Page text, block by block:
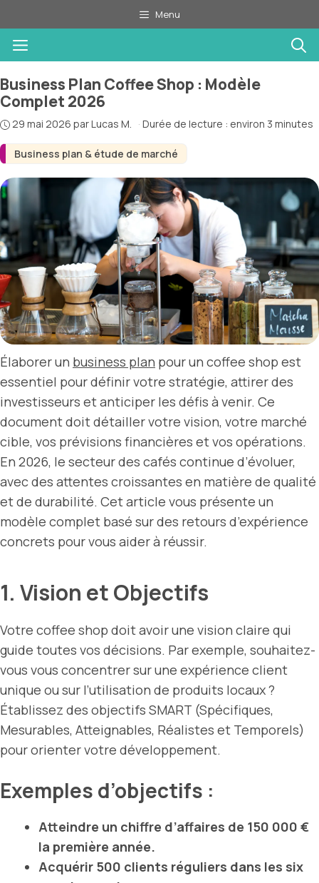
au
contenu
Menu
Menu
Business plan & étude de marché
Business Plan Coffee Shop : Modèle
Complet 2026
29 mai 2026 parLucas M. · Durée de lecture : environ 3 minutes
Élaborer un business plan pour un coffee shop est
essentiel pour définir votre stratégie, attirer des
investisseurs et anticiper les défis à venir. Ce
document doit détailler votre vision, votre marché
cible, vos prévisions financières et vos opérations.
En 2026, le secteur des cafés continue d’évoluer,
avec des attentes croissantes en matière de qualité
et de durabilité. Cet article vous présente un
modèle complet basé sur des retours d’expérience
concrets pour vous aider à réussir.
1. Vision et Objectifs
Votre coffee shop doit avoir une vision claire qui
guide toutes vos décisions. Par exemple, souhaitez-
vous vous concentrer sur une expérience client
unique ou sur l’utilisation de produits locaux ?
Établissez des objectifs SMART (Spécifiques,
Mesurables, Atteignables, Réalistes et Temporels)
pour orienter votre développement.
Exemples d’objectifs :
Atteindre un chiffre d’affaires de 150 000 €
la première année.
Acquérir 500 clients réguliers dans les six